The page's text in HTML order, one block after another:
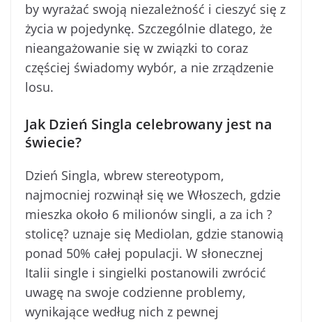
by wyrażać swoją niezależność i cieszyć się z
życia w pojedynkę. Szczególnie dlatego, że
nieangażowanie się w związki to coraz
częściej świadomy wybór, a nie zrządzenie
losu.
Jak Dzień Singla celebrowany jest na
świecie?
Dzień Singla, wbrew stereotypom,
najmocniej rozwinął się we Włoszech, gdzie
mieszka około 6 milionów singli, a za ich ?
stolicę? uznaje się Mediolan, gdzie stanowią
ponad 50% całej populacji. W słonecznej
Italii single i singielki postanowili zwrócić
uwagę na swoje codzienne problemy,
wynikające według nich z pewnej